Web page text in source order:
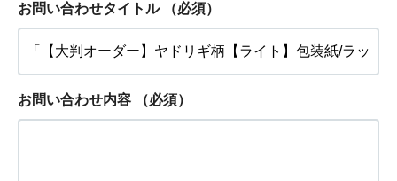
お問い合わせタイトル （必須）
お問い合わせ内容 （必須）